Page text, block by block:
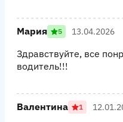
Мария 5 13.04.2026
Здравствуйте, все
водитель!!!
Валентина 1